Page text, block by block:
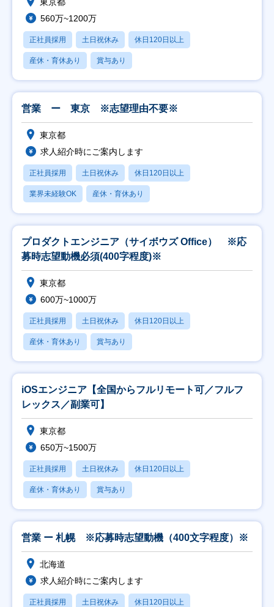
560万~1200万
正社員採用 土日祝休み 休日120日以上
産休・育休あり 賞与あり
営業 ー 東京 ※志望理由不要※
東京都
求人紹介時にご案内します
正社員採用 土日祝休み 休日120日以上
業界未経験OK 産休・育休あり
プロダクトエンジニア（サイボウズ Office） ※応
募時志望動機必須(400字程度)※
東京都
600万~1000万
正社員採用 土日祝休み 休日120日以上
産休・育休あり 賞与あり
iOSエンジニア【全国からフルリモート可／フルフ
レックス／副業可】
東京都
650万~1500万
正社員採用 土日祝休み 休日120日以上
産休・育休あり 賞与あり
営業 ー 札幌 ※応募時志望動機（400文字程度）※
北海道
求人紹介時にご案内します
正社員採用 土日祝休み 休日120日以上